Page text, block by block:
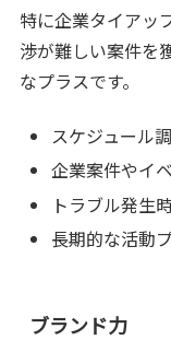
特に企業タイアッ
渉が難しい案件を
なプラスです。
スケジュール
企業案件やイ
トラブル発生
長期的な活動
ブランド力